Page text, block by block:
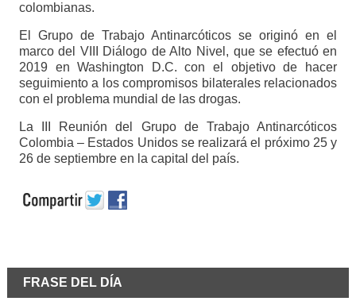
colombianas.
El Grupo de Trabajo Antinarcóticos se originó en el
marco del VIII Diálogo de Alto Nivel, que se efectuó en
2019 en Washington D.C. con el objetivo de hacer
seguimiento a los compromisos bilaterales relacionados
con el problema mundial de las drogas.
La III Reunión del Grupo de Trabajo Antinarcóticos
Colombia – Estados Unidos se realizará el próximo 25 y
26 de septiembre en la capital del país.
FRASE DEL DÍA